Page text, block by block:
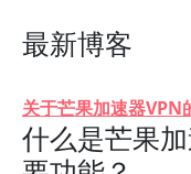
最新博客
关于芒果加速器VPN
什么是芒果